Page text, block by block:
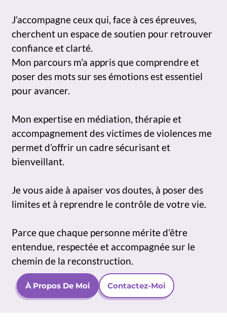
J’accompagne ceux qui, face à ces épreuves,
cherchent un espace de soutien pour retrouver
confiance et clarté.
Mon parcours m’a appris que comprendre et
poser des mots sur ses émotions est essentiel
pour avancer.
Mon expertise en médiation, thérapie et
accompagnement des victimes de violences me
permet d’offrir un cadre sécurisant et
bienveillant.
Je vous aide à apaiser vos doutes, à poser des
limites et à reprendre le contrôle de votre vie.
Parce que chaque personne mérite d’être
entendue, respectée et accompagnée sur le
chemin de la reconstruction.
À Propos De Moi Contactez-Moi